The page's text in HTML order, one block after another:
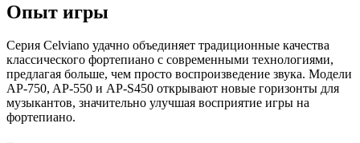
Опыт игры
Серия Celviano удачно объединяет традиционные качества
классического фортепиано с современными технологиями,
предлагая больше, чем просто воспроизведение звука. Модели
AP-750, AP-550 и AP-S450 открывают новые горизонты для
музыкантов, значительно улучшая восприятие игры на
фортепиано.